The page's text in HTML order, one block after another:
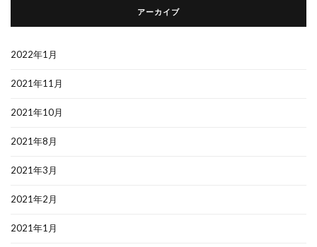
アーカイブ
2022年1月
2021年11月
2021年10月
2021年8月
2021年3月
2021年2月
2021年1月